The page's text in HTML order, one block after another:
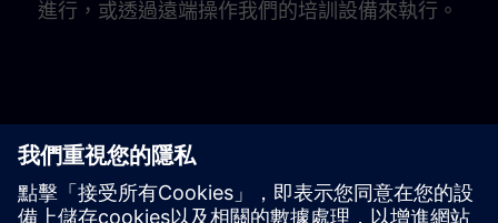
進行，或透過遠端操作我們的培訓設備來執行。